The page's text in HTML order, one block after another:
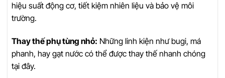
hiệu suất động cơ, tiết kiệm nhiên liệu và bảo vệ môi
trường.
Thay thế phụ tùng nhỏ: Những linh kiện như bugi, má
phanh, hay gạt nước có thể được thay thế nhanh chóng
tại đây.